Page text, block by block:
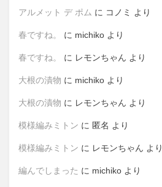
アルメット デ ポム に コノミ より
春ですね。 に michiko より
春ですね。 に レモンちゃん より
大根の漬物 に michiko より
大根の漬物 に レモンちゃん より
模様編みミトン に 匿名 より
模様編みミトン に レモンちゃん より
編んでしまった に michiko より